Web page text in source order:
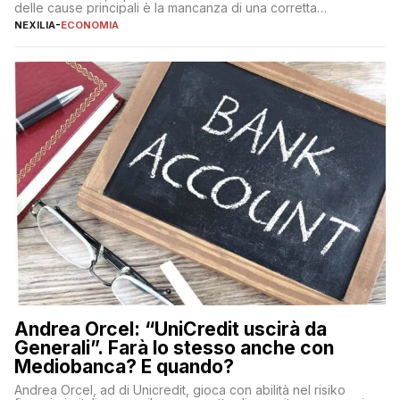
delle cause principali è la mancanza di una corretta
educazione finanziaria, che impedisce ad una larga parte della
sulle criptovalute: […]
NEXILIA-ECONOMIA
Andrea Orcel: “UniCredit uscirà da
Generali”. Farà lo stesso anche con
Mediobanca? E quando?
Andrea Orcel, ad di Unicredit, gioca con abilità nel risiko